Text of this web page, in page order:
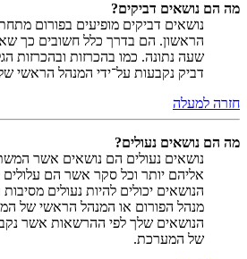
מה הם נושאים דביקים?
נושאים דביקים מופיעים בפורום
הראשון. הם בדרך כלל חשובים כך
שעה נתונה. כמו בהכרזות ובהכרזות
דביק נקבעות על־ידי המנהל הראשי
חזרה למעלה
מה הם נושאים נעולים?
נושאים נעולים הם נושאים אשר
אליהם יותר וכל סקר אשר הם עלולים
הנושאים יכולים להיות נעולים
מנהל הפורום או המנהל הראשי של
הנושאים שלך לפי ההרשאות אשר
של המערכת.